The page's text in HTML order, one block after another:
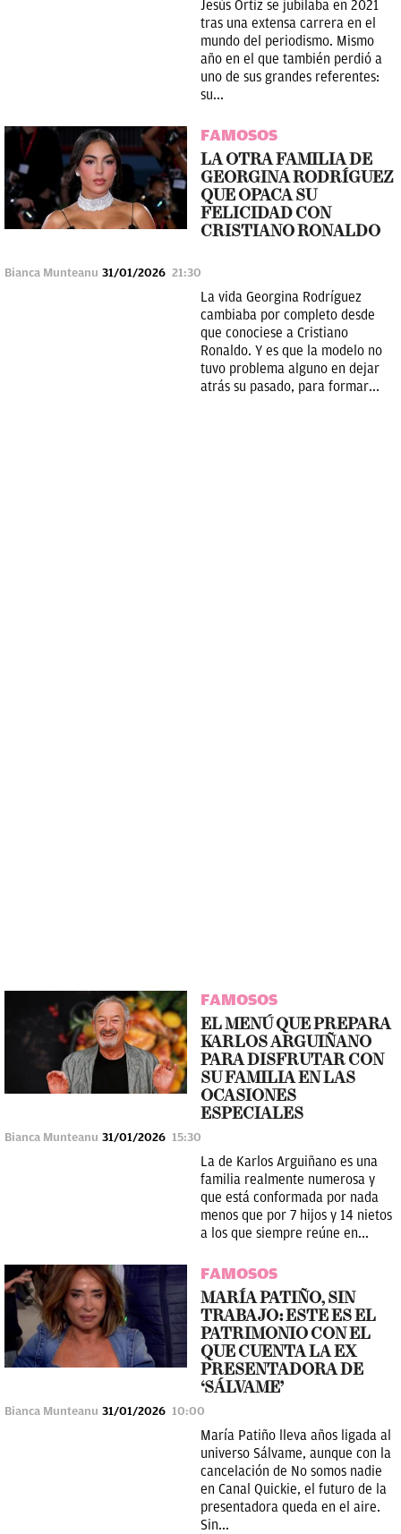
Jesús Ortiz se jubilaba en 2021
tras una extensa carrera en el
mundo del periodismo. Mismo
año en el que también perdió a
uno de sus grandes referentes:
su...
FAMOSOS
LA OTRA FAMILIA DE
GEORGINA RODRÍGUEZ
QUE OPACA SU
FELICIDAD CON
CRISTIANO RONALDO
Bianca Munteanu 31/01/2026 21:30
La vida Georgina Rodríguez
cambiaba por completo desde
que conociese a Cristiano
Ronaldo. Y es que la modelo no
tuvo problema alguno en dejar
atrás su pasado, para formar...
FAMOSOS
EL MENÚ QUE PREPARA
KARLOS ARGUIÑANO
PARA DISFRUTAR CON
SU FAMILIA EN LAS
OCASIONES
ESPECIALES
Bianca Munteanu 31/01/2026 15:30
La de Karlos Arguiñano es una
familia realmente numerosa y
que está conformada por nada
menos que por 7 hijos y 14 nietos
a los que siempre reúne en...
FAMOSOS
MARÍA PATIÑO, SIN
TRABAJO: ESTE ES EL
PATRIMONIO CON EL
QUE CUENTA LA EX
PRESENTADORA DE
‘SÁLVAME’
Bianca Munteanu 31/01/2026 10:00
María Patiño lleva años ligada al
universo Sálvame, aunque con la
cancelación de No somos nadie
en Canal Quickie, el futuro de la
presentadora queda en el aire.
Sin...